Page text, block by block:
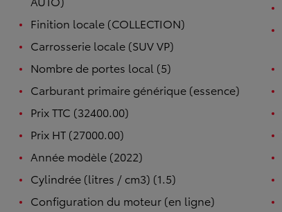
Finition locale (COLLECTION)
Carrosserie locale (SUV VP)
Nombre de portes local (5)
Carburant primaire générique (essence)
Prix TTC (32400.00)
Prix HT (27000.00)
Année modèle (2022)
Cylindrée (litres / cm3) (1.5)
Configuration du moteur (en ligne)